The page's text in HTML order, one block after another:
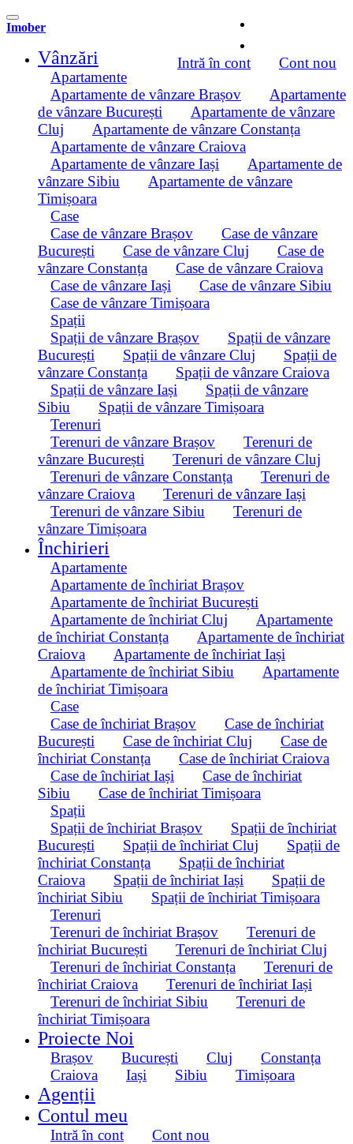
Imober
Intră în cont Cont nou
Vânzări
Apartamente
Apartamente de vânzare Brașov
Apartamente
de vânzare București
Apartamente de vânzare
Cluj
Apartamente de vânzare Constanța
Apartamente de vânzare Craiova
Apartamente de vânzare Iași
Apartamente de
vânzare Sibiu
Apartamente de vânzare
Timișoara
Case
Case de vânzare Brașov
Case de vânzare
București
Case de vânzare Cluj
Case de
vânzare Constanța
Case de vânzare Craiova
Case de vânzare Iași
Case de vânzare Sibiu
Case de vânzare Timișoara
Spații
Spații de vânzare Brașov
Spații de vânzare
București
Spații de vânzare Cluj
Spații de
vânzare Constanța
Spații de vânzare Craiova
Spații de vânzare Iași
Spații de vânzare
Sibiu
Spații de vânzare Timișoara
Terenuri
Terenuri de vânzare Brașov
Terenuri de
vânzare București
Terenuri de vânzare Cluj
Terenuri de vânzare Constanța
Terenuri de
vânzare Craiova
Terenuri de vânzare Iași
Terenuri de vânzare Sibiu
Terenuri de
vânzare Timișoara
Închirieri
Apartamente
Apartamente de închiriat Brașov
Apartamente de închiriat București
Apartamente de închiriat Cluj
Apartamente
de închiriat Constanța
Apartamente de închiriat
Craiova
Apartamente de închiriat Iași
Apartamente de închiriat Sibiu
Apartamente
de închiriat Timișoara
Case
Case de închiriat Brașov
Case de închiriat
București
Case de închiriat Cluj
Case de
închiriat Constanța
Case de închiriat Craiova
Case de închiriat Iași
Case de închiriat
Sibiu
Case de închiriat Timișoara
Spații
Spații de închiriat Brașov
Spații de închiriat
București
Spații de închiriat Cluj
Spații de
închiriat Constanța
Spații de închiriat
Craiova
Spații de închiriat Iași
Spații de
închiriat Sibiu
Spații de închiriat Timișoara
Terenuri
Terenuri de închiriat Brașov
Terenuri de
închiriat București
Terenuri de închiriat Cluj
Terenuri de închiriat Constanța
Terenuri de
închiriat Craiova
Terenuri de închiriat Iași
Terenuri de închiriat Sibiu
Terenuri de
închiriat Timișoara
Proiecte Noi
Brașov București Cluj
Constanța
Craiova
Iași Sibiu Timișoara
Agenții
Contul meu
Intră în cont Cont nou